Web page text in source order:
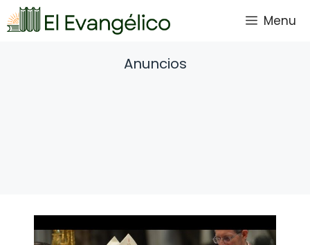
Saltar
al
Menu
Anuncios